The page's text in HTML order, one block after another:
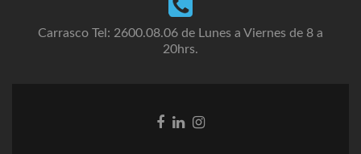
Carrasco Tel: 2600.08.06 de Lunes a Viernes de 8 a
20hrs.
Facebook
Linkedin
Instagram